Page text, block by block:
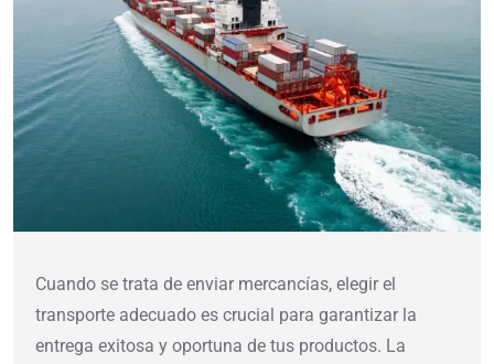
Cuando se trata de enviar mercancías, elegir el
transporte adecuado es crucial para garantizar la
entrega exitosa y oportuna de tus productos. La